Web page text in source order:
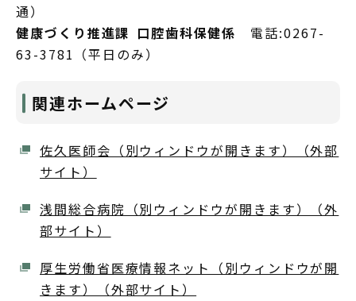
通）
健康づくり推進課 口腔歯科保健係 電話:0267-
63-3781（平日のみ）
関連ホームページ
佐久医師会（別ウィンドウが開きます）（外部
サイト）
浅間総合病院（別ウィンドウが開きます）（外
部サイト）
厚生労働省医療情報ネット（別ウィンドウが開
きます）（外部サイト）